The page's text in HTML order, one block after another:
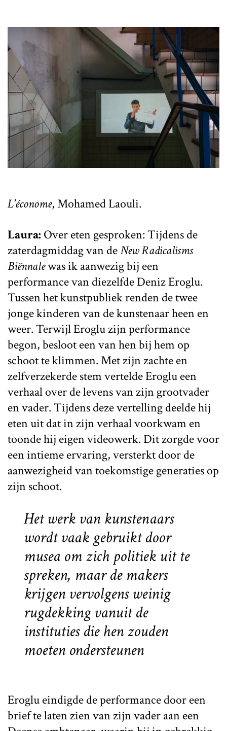
L'économe, Mohamed Laouli.
Laura: Over eten gesproken: Tijdens de
zaterdagmiddag van deNew Radicalisms
Biënnalewas ik aanwezig bij een
performance van diezelfde Deniz Eroglu.
Tussen het kunstpubliek renden de twee
jonge kinderen van de kunstenaar heen en
weer. Terwijl Eroglu zijn performance
begon, besloot een van hen bij hem op
schoot te klimmen. Met zijn zachte en
zelfverzekerde stem vertelde Eroglu een
verhaal over de levens van zijn grootvader
en vader. Tijdens deze vertelling deelde hij
eten uit dat in zijn verhaal voorkwam en
toonde hij eigen videowerk. Dit zorgde voor
een intieme ervaring, versterkt door de
aanwezigheid van toekomstige generaties op
zijn schoot.
Het werk van kunstenaars
wordt vaak gebruikt door
musea om zich politiek uit te
spreken, maar de makers
krijgen vervolgens weinig
rugdekking vanuit de
instituties die hen zouden
moeten ondersteunen
Eroglu eindigde de performance door een
brief te laten zien van zijn vader aan een